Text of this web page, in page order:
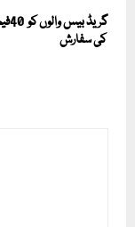
کی سفارش